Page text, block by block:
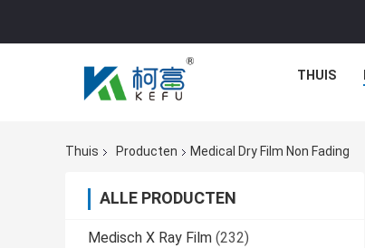
THUIS
Thuis Producten Medical Dry Film Non Fading
ALLE PRODUCTEN
Medisch X Ray Film (232)